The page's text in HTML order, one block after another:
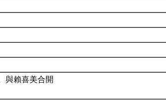
與賴喜美合開